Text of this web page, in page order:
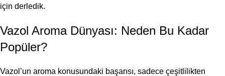
için derledik.
Vazol Aroma Dünyası: Neden Bu Kadar
Popüler?
Vazol’un aroma konusundaki başarısı, sadece çeşitlilikten